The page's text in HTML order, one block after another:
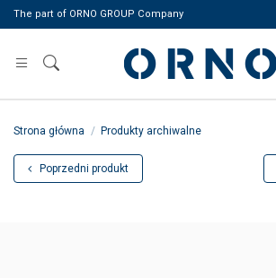
The part of ORNO GROUP Company
Strona główna Produkty archiwalne
Poprzedni produkt